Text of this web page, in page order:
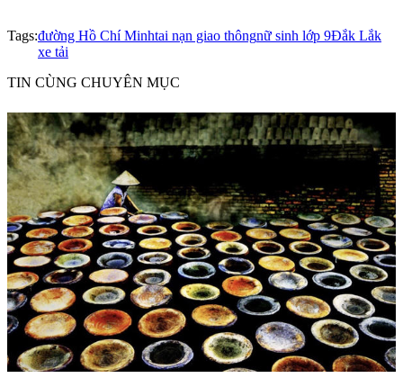
Tags:đường Hồ Chí Minhtai nạn giao thôngnữ sinh lớp 9Đắk Lắk
xe tải
TIN CÙNG CHUYÊN MỤC